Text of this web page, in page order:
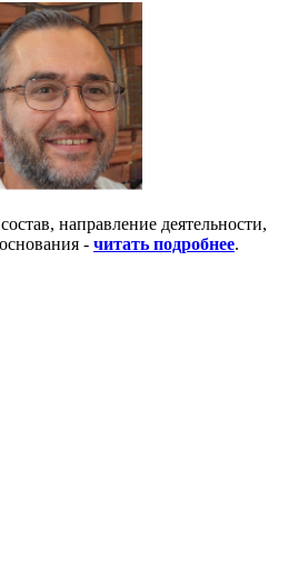
направление деятельности,
- читать подробнее.